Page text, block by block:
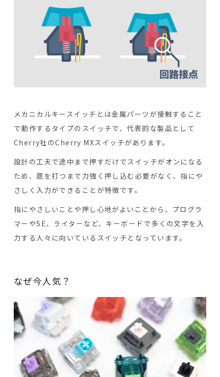
メカニカルキースイッチとは金属パーツが接触すること
で動作するタイプのスイッチで、代表的な製品として
Cherry社のCherry MXスイッチがあります。
設計の工夫で途中まで押すだけでスイッチがオンになる
ため、底を打つまで力強く押し込む必要がなく、指にや
さしく入力ができることが特徴です。
指にやさしいことや押し心地がよいことから、プログラ
マーやSE、ライターなど、キーボードで多くの文字を入
力する人々に向いているスイッチとなっています。
なぜ今人気？